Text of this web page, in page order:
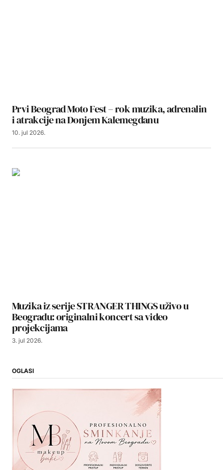
Prvi Beograd Moto Fest – rok muzika, adrenalin
i atrakcije na Donjem Kalemegdanu
10. jul 2026.
Muzika iz serije STRANGER THINGS uživo u
Beogradu: originalni koncert sa video
projekcijama
3. jul 2026.
OGLASI